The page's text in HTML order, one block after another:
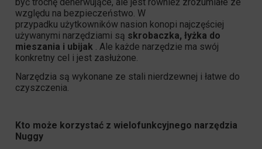
być trochę denerwujące, ale jest również zrozumiałe ze
względu na bezpieczeństwo. W
przypadku użytkowników nasion konopi najczęściej
używanymi narzędziami są skrobaczka, łyżka do
mieszania i ubijak . Ale każde narzędzie ma swój
konkretny cel i jest zasłużone.
Narzędzia są wykonane ze stali nierdzewnej i łatwe do
czyszczenia.
Kto może korzystać z wielofunkcyjnego narzędzia
Nuggy